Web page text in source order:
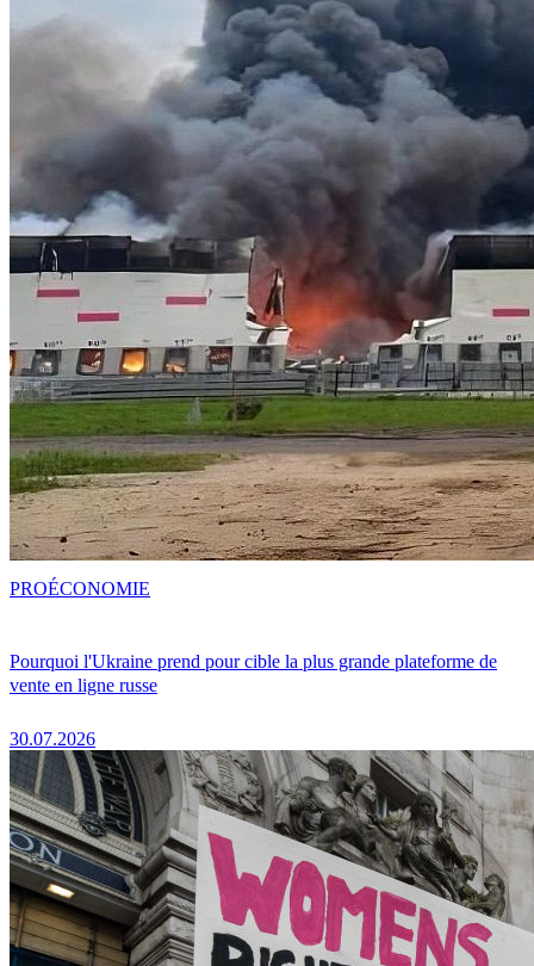
Pourquoi l'Ukraine prend pour cible la plus grande plateforme de
vente en ligne russe
30.07.2026
PROÉCONOMIE